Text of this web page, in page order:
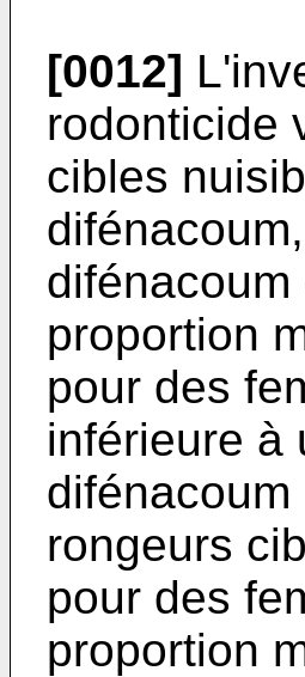
[0012]
rodonticide
cibles
proportion
pour des
inférieure à
rongeurs
pour des
proportion